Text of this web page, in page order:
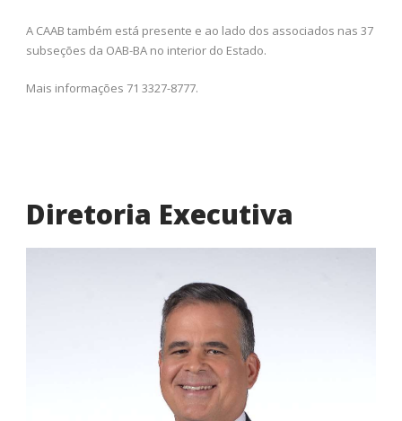
A CAAB também está presente e ao lado dos associados nas 37
subseções da OAB-BA no interior do Estado.
Mais informações 71 3327-8777.
Diretoria Executiva